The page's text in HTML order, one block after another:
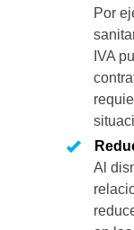
Por
IVA
Al